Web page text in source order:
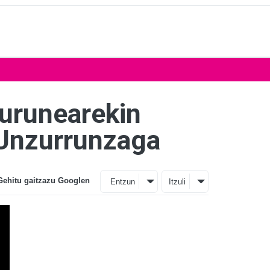
gaitzazu Googlen Entzun Itzuli